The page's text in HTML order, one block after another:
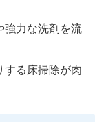
強力な洗剤を流
する床掃除が肉